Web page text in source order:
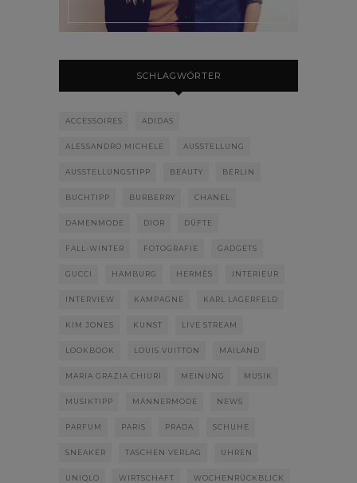
SCHLAGWÖRTER
ACCESSOIRES ADIDAS
ALESSANDRO MICHELE AUSSTELLUNG
AUSSTELLUNGSTIPP BEAUTY BERLIN
BUCHTIPP BURBERRY CHANEL
DAMENMODE DIOR DÜFTE
FALL-WINTER FOTOGRAFIE GADGETS
GUCCI HAMBURG HERMÈS INTERIEUR
INTERVIEW KAMPAGNE KARL LAGERFELD
KIM JONES KUNST LIVE STREAM
LOOKBOOK LOUIS VUITTON MAILAND
MARIA GRAZIA CHIURI MEINUNG MUSIK
MUSIKTIPP MÄNNERMODE NEWS
PARFUM PARIS PRADA SCHUHE
SNEAKER TASCHEN VERLAG UHREN
UNIQLO WIRTSCHAFT WOCHENRÜCKBLICK